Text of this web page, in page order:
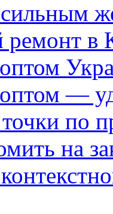
в
—
по
на